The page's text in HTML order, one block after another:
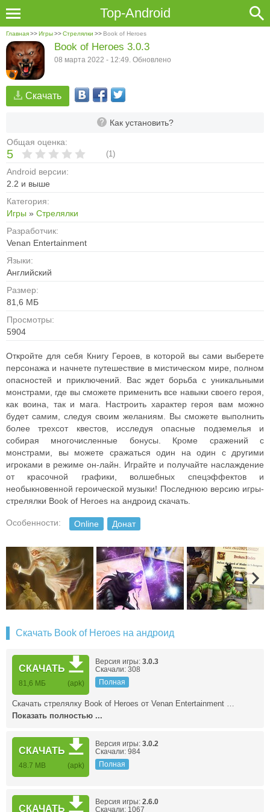
Top-Android
Главная>>Игры>>Стрелялки >> Book of Heroes
Скачать
Как установить?
Общая оценка:
5 (1)
Android версии:
2.2 и выше
Категория:
Игры » Стрелялки
Разработчик:
Venan Entertainment
Языки:
Английский
Размер:
81,6 МБ
Просмотры:
5904
Book of Heroes 3.0.3
08 марта 2022 - 12:49. Обновлено
Откройте для себя Книгу Героев, в которой вы сами выберете
персонажа и начнете путешествие в мистическом мире, полном
опасностей и приключений. Вас ждет борьба с уникальными
монстрами, где вы сможете применить все навыки своего героя,
как воина, так и мага. Настроить характер героя вам можно
будет самим, следуя своим желаниям. Вы сможете выполнить
более трехсот квестов, исследуя опасные подземелья и
собирая многочисленные бонусы. Кроме сражений с
монстрами, вы можете сражаться один на один с другими
игроками в режиме он-лайн. Играйте и получайте наслаждение
от красочной графики, волшебных спецэффектов и
необыкновенной героической музыки! Последнюю версию игры-
стрелялки Book of Heroes на андроид скачать.
Особенности: Online Донат
Скачать Book of Heroes на андроид
СКАЧАТЬ
81,6 МБ (apk)
Версия игры: 3.0.3
Скачали: 308
Полная
Скачать стрелялку Book of Heroes от Venan Entertainment …
Показать полностью ...
СКАЧАТЬ
48.7 MB (apk)
Версия игры: 3.0.2
Скачали: 984
Полная
СКАЧАТЬ
Версия игры: 2.6.0
Скачали: 1067